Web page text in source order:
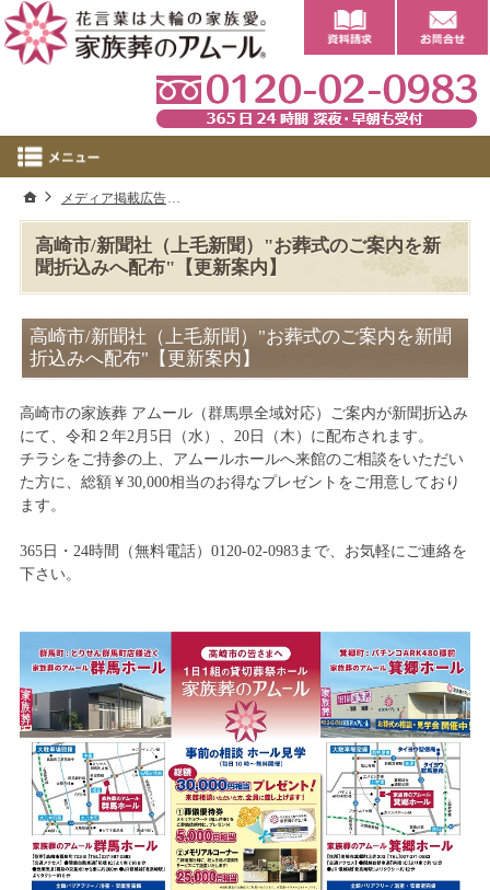
高崎市/新聞社（上毛新聞）"お葬式のご案内を新
聞折込みへ配布"【更新案内】
高崎市/新聞社（上毛新聞）"お葬式のご案内を新聞
折込みへ配布"【更新案内】
高崎市の家族葬 アムール（群馬県全域対応）ご案内が新聞折込み
にて、令和２年2月5日（水）、20日（木）に配布されます。
チラシをご持参の上、アムールホールへ来館のご相談をいただい
た方に、総額￥30,000相当のお得なプレゼントをご用意しており
ます。
365日・24時間（無料電話）0120-02-0983まで、お気軽にご連絡を
下さい。
ホーム
メディア掲載広告